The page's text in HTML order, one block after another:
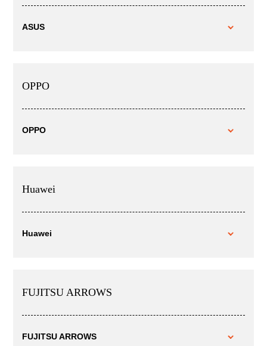
ASUS
OPPO
OPPO
Huawei
Huawei
FUJITSU ARROWS
FUJITSU ARROWS